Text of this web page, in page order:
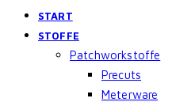
START
STOFFE
Patchworkstoffe
Precuts
Meterware